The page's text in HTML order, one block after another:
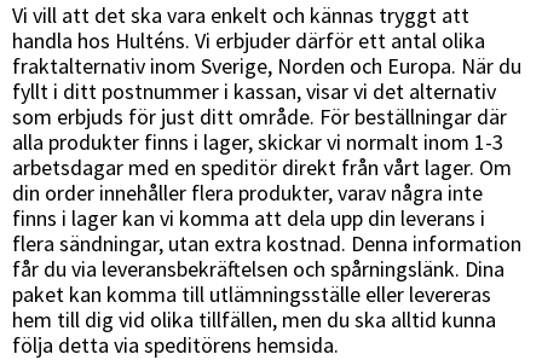
Vi vill att det ska vara enkelt och kännas tryggt att
handla hos Hulténs. Vi erbjuder därför ett antal olika
fraktalternativ inom Sverige, Norden och Europa. När du
fyllt i ditt postnummer i kassan, visar vi det alternativ
som erbjuds för just ditt område. För beställningar där
alla produkter finns i lager, skickar vi normalt inom 1-3
arbetsdagar med en speditör direkt från vårt lager. Om
din order innehåller flera produkter, varav några inte
finns i lager kan vi komma att dela upp din leverans i
flera sändningar, utan extra kostnad. Denna information
får du via leveransbekräftelsen och spårningslänk. Dina
paket kan komma till utlämningsställe eller levereras
hem till dig vid olika tillfällen, men du ska alltid kunna
följa detta via speditörens hemsida.